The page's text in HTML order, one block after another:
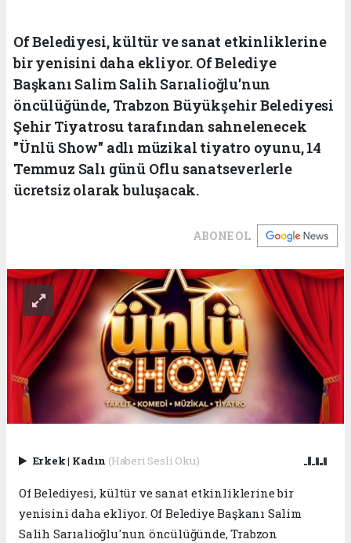
Of Belediyesi, kültür ve sanat etkinliklerine
bir yenisini daha ekliyor. Of Belediye
Başkanı Salim Salih Sarıalioğlu'nun
öncülüğünde, Trabzon Büyükşehir Belediyesi
Şehir Tiyatrosu tarafından sahnelenecek
"Ünlü Show" adlı müzikal tiyatro oyunu, 14
Temmuz Salı günü Oflu sanatseverlerle
ücretsiz olarak buluşacak.
ABONE OL
Erkek| Kadın (Haberi Sesli Oku)
Of Belediyesi, kültür ve sanat etkinliklerine bir
yenisini daha ekliyor. Of Belediye Başkanı Salim
Salih Sarıalioğlu'nun öncülüğünde, Trabzon